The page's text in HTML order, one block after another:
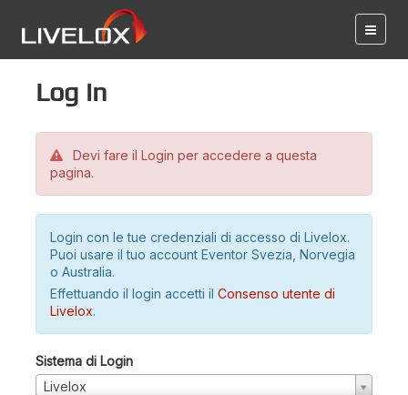
Log in
Devi fare il Login per accedere a questa
pagina.
Login con le tue credenziali di accesso di Livelox.
Puoi usare il tuo account Eventor Svezia, Norvegia
o Australia.
Effettuando il login accetti il Consenso utente di
Livelox.
Sistema di Login
Livelox